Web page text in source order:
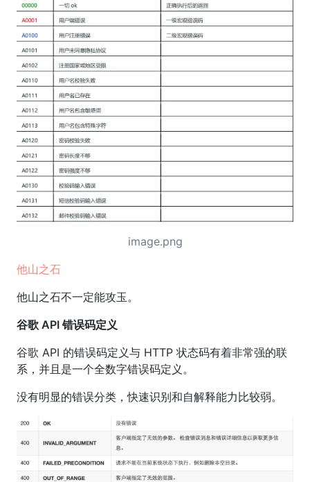
image.png
他山之石
他山之石不一定能攻玉。
谷歌 API 错误码定义
谷歌 API 的错误码定义与 HTTP 状态码有着非常强的联
系，并且是一个全数字错误码定义。
没有明显的错误分类，快速识别和自解释能力比较弱。